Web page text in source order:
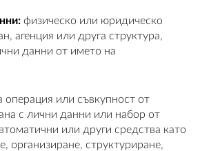
физическо или юридическо
агенция или друга структура,
данни от името на
операция или съвкупност от
с лични данни или набор от
или други средства като
организиране, структуриране,